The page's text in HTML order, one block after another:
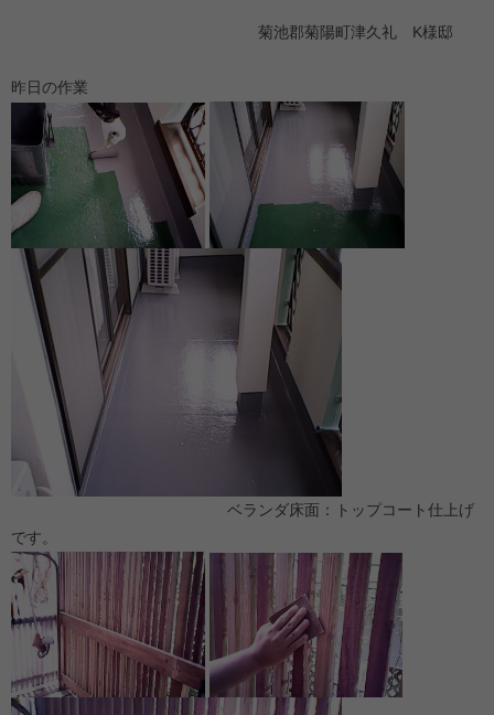
菊池郡菊陽町津久礼 K様邸
昨日の作業
ベランダ床面：トップコート仕上げ
です。